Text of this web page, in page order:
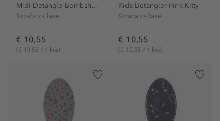
Midi Detangle Bombshell Blue
Krtača za lase
€ 10,55
(€ 10,55 / 1 kos)
Kids Detangler Pink Kitty
Krtača za lase
€ 10,55
(€ 10,55 / 1 kos)